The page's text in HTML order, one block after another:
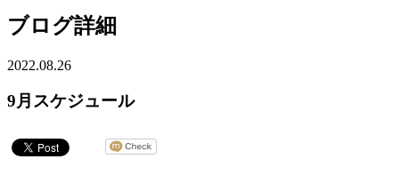
ブログ詳細
2022.08.26
9月スケジュール